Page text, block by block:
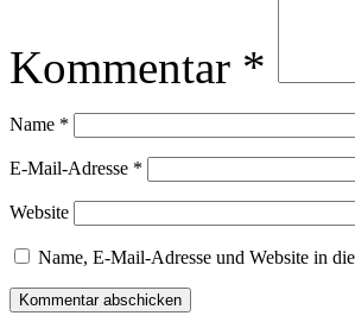
Kommentar *
Name *
E-Mail-Adresse *
Website
Name, E-Mail-Adresse und Website in